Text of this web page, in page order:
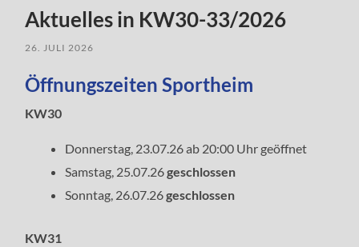
Aktuelles in KW30-33/2026
26. JULI 2026
Öffnungszeiten Sportheim
KW30
Donnerstag, 23.07.26 ab 20:00 Uhr geöffnet
Samstag, 25.07.26geschlossen
Sonntag, 26.07.26geschlossen
KW31